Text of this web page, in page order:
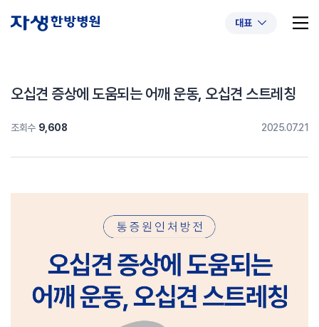
대표
추천 검색어
#교통사고후유증 #허리디스크 #목디스크
오십견 증상에 도움되는 어깨 운동, 오십견 스트레칭
조회수 9,608 2025.07.21